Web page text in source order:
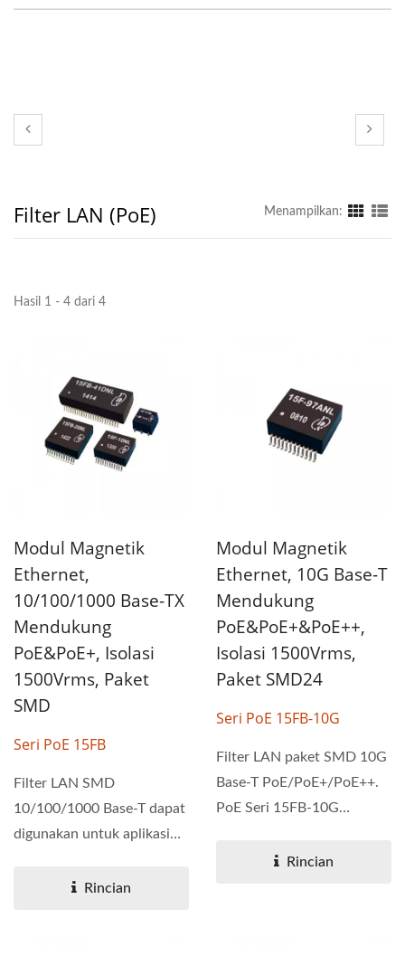
Filter LAN (PoE) Menampilkan:
Hasil 1 - 4 dari 4
Modul Magnetik
Ethernet,
10/100/1000 Base-TX
Mendukung
PoE&PoE+, Isolasi
1500Vrms, Paket
SMD
Seri PoE 15FB
Filter LAN SMD
10/100/1000 Base-T dapat
digunakan untuk aplikasi
Rincian
Modul Magnetik
Ethernet, 10G Base-T
Mendukung
PoE&PoE+&PoE++,
Isolasi 1500Vrms,
Paket SMD24
Seri PoE 15FB-10G
Filter LAN paket SMD 10G
Base-T PoE/PoE+/PoE++.
PoE Seri 15FB-10G
Rincian